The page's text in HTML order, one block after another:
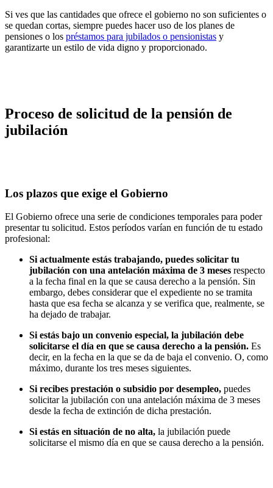
Si ves que las cantidades que ofrece el gobierno no son suficientes o
se quedan cortas, siempre puedes hacer uso de los planes de
pensiones o los préstamos para jubilados o pensionistas y
garantizarte un estilo de vida digno y proporcionado.
Proceso de solicitud de la pensión de
jubilación
Los plazos que exige el Gobierno
El Gobierno ofrece una serie de condiciones temporales para poder
presentar tu solicitud. Estos períodos varían en función de tu estado
profesional:
Si actualmente estás trabajando, puedes solicitar tu
jubilación con una antelación máxima de 3 meses respecto
a la fecha final en la que se causa derecho a la pensión. Sin
embargo, debes considerar que el expediente no se tramita
hasta que esa fecha se alcanza y se verifica que, realmente, se
ha dejado de trabajar.
Si estás bajo un convenio especial, la jubilación debe
solicitarse el día en que se causa derecho a la pensión. Es
decir, en la fecha en la que se da de baja el convenio. O, como
máximo, durante los tres meses siguientes.
Si recibes prestación o subsidio por desempleo, puedes
solicitar la jubilación con una antelación máxima de 3 meses
desde la fecha de extinción de dicha prestación.
Si estás en situación de no alta, la jubilación puede
solicitarse el mismo día en que se causa derecho a la pensión.